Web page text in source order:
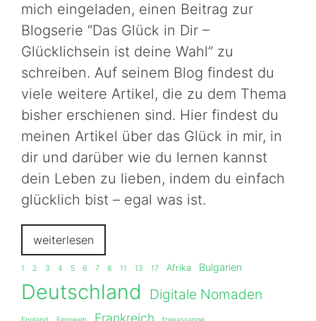
mich eingeladen, einen Beitrag zur
Blogserie “Das Glück in Dir –
Glücklichsein ist deine Wahl” zu
schreiben. Auf seinem Blog findest du
viele weitere Artikel, die zu dem Thema
bisher erschienen sind. Hier findest du
meinen Artikel über das Glück in mir, in
dir und darüber wie du lernen kannst
dein Leben zu lieben, indem du einfach
glücklich bist – egal was ist.
weiterlesen
1 2 3 4 5 6 7 8 11 13 17 Afrika Bulgarien
Deutschland Digitale Nomaden